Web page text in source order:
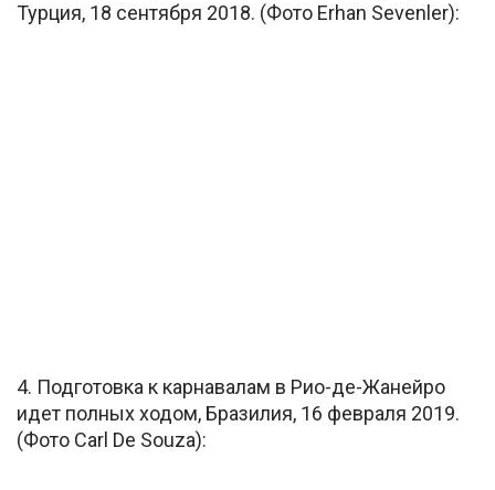
Турция, 18 сентября 2018. (Фото Erhan Sevenler):
4. Подготовка к карнавалам в Рио-де-Жанейро
идет полных ходом, Бразилия, 16 февраля 2019.
(Фото Carl De Souza):